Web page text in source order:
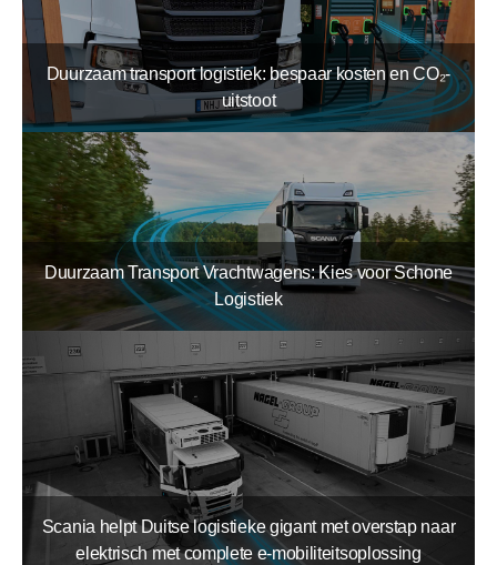
Duurzaam transport logistiek: bespaar kosten en CO₂-
uitstoot
Duurzaam Transport Vrachtwagens: Kies voor Schone
Logistiek
Scania helpt Duitse logistieke gigant met overstap naar
elektrisch met complete e-mobiliteitsoplossing